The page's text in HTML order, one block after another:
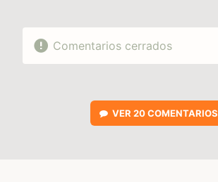
Comentarios cerrados
VER 20 COMENTARIOS